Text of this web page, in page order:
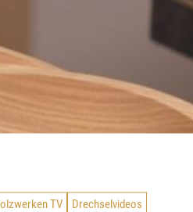
TV Drechselvideos